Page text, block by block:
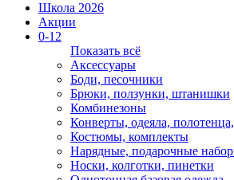
Школа 2026
Акции
0-12
Показать всё
Аксессуары
Боди, песочники
Брюки, ползунки, штанишки
Комбинезоны
Конверты, одеяла,
Костюмы, комплекты
Нарядные, подарочные
Носки, колготки, пинетки